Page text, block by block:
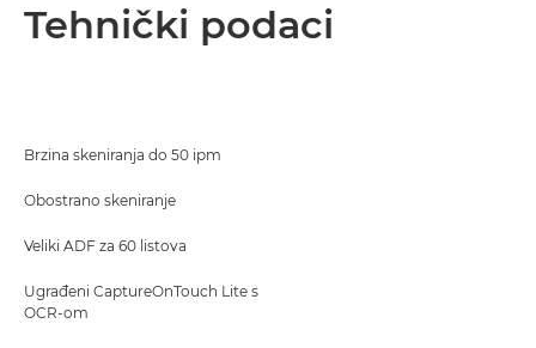
Tehnički podaci
Brzina skeniranja do 50 ipm
Obostrano skeniranje
Veliki ADF za 60 listova
Ugrađeni CaptureOnTouch Lite s
OCR-om